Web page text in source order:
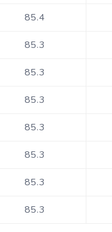
85.4
85.3
85.3
85.3
85.3
85.3
85.3
85.3